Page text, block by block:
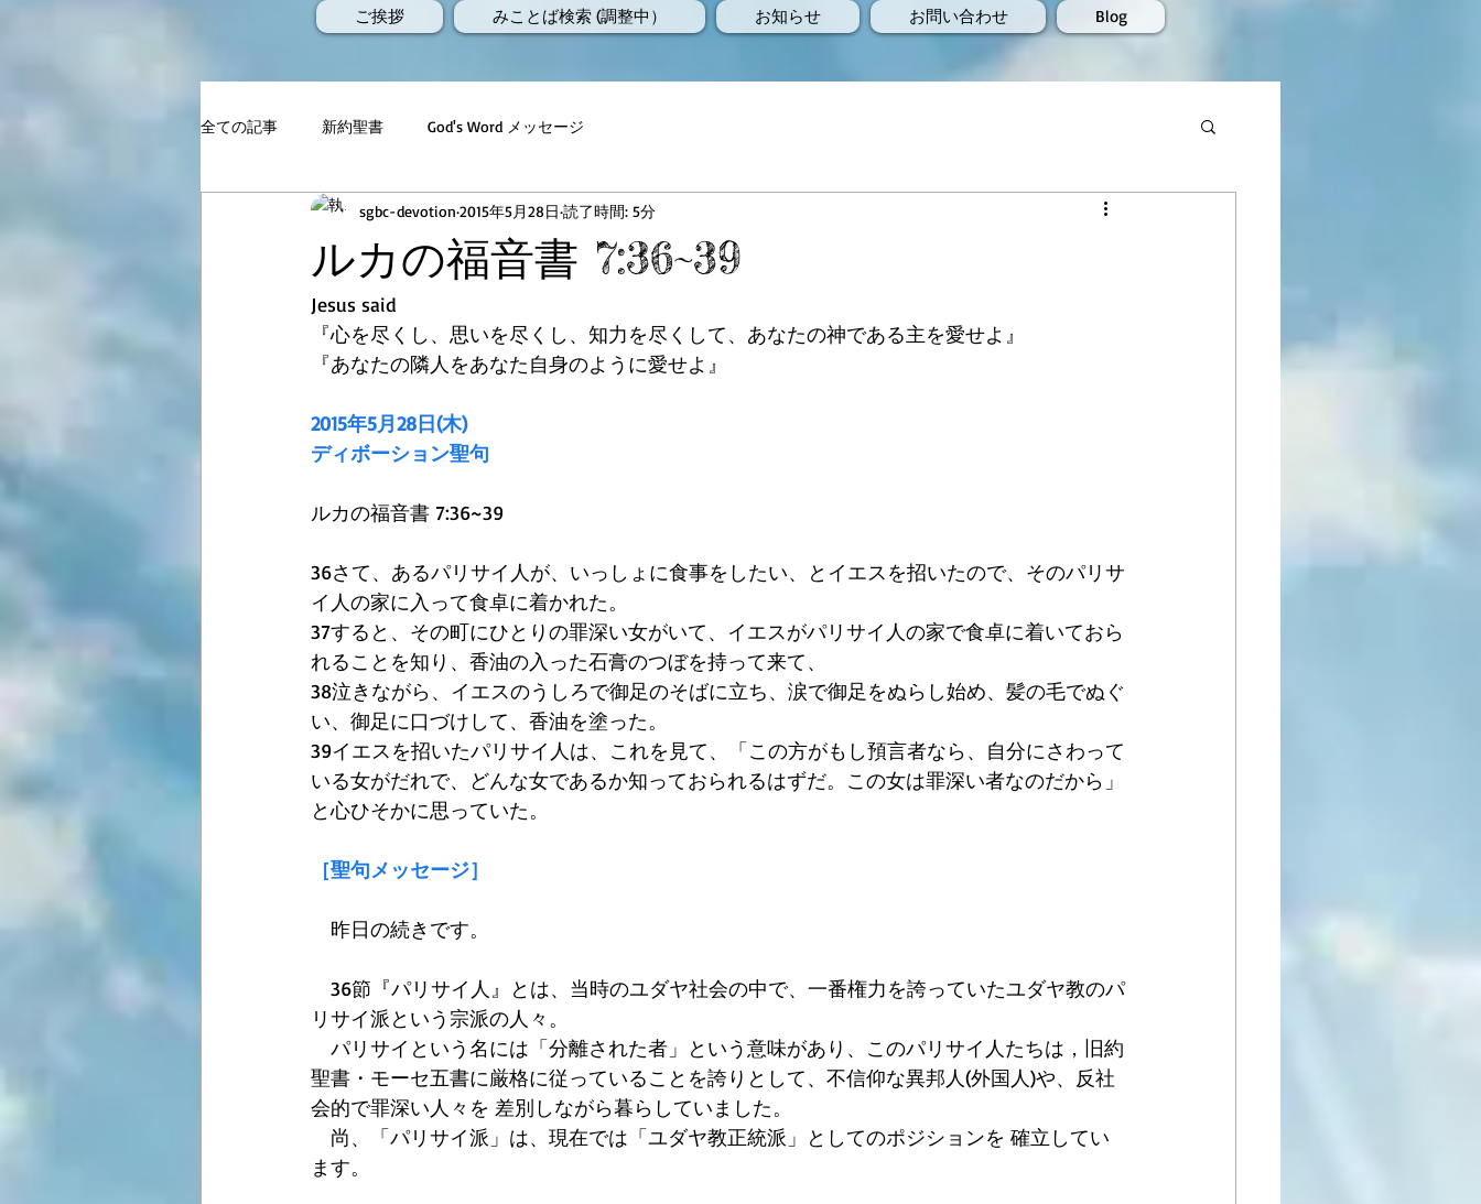
ご挨拶 みことば検索 (調整中） お知らせ お問い合わせ Blog
全ての記事 新約聖書 God's Word メッセージ
ルカの福音書 7:36~39
sgbc-devotion 2015年5月28日 読了時間: 5分
Jesus said
『心を尽くし、思いを尽くし、知力を尽くして、あなたの神である主を愛せよ』
『あなたの隣人をあなた自身のように愛せよ』
2015年5月28日(木)
ディボーション聖句
ルカの福音書 7:36~39
36さて、あるパリサイ人が、いっしょに食事をしたい、とイエスを招いたので、そのパリサ
イ人の家に入って食卓に着かれた。
37すると、その町にひとりの罪深い女がいて、イエスがパリサイ人の家で食卓に着いておら
れることを知り、香油の入った石膏のつぼを持って来て、
38泣きながら、イエスのうしろで御足のそばに立ち、涙で御足をぬらし始め、髪の毛でぬぐ
い、御足に口づけして、香油を塗った。
39イエスを招いたパリサイ人は、これを見て、「この方がもし預言者なら、自分にさわって
いる女がだれで、どんな女であるか知っておられるはずだ。この女は罪深い者なのだから」
と心ひそかに思っていた。
［聖句メッセージ］
昨日の続きです。
36節『パリサイ人』とは、当時のユダヤ社会の中で、一番権力を誇っていたユダヤ教のパ
リサイ派という宗派の人々。
パリサイという名には「分離された者」という意味があり、このパリサイ人たちは，旧約
聖書・モーセ五書に厳格に従っていることを誇りとして、不信仰な異邦人(外国人)や、反社
会的で罪深い人々を 差別しながら暮らしていました。
尚、「パリサイ派」は、現在では「ユダヤ教正統派」としてのポジションを 確立してい
ます。